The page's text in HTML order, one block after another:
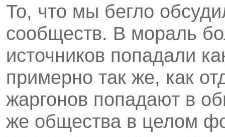
То, что мы бегло
сообществ. В мораль
источников попадали
примерно так же, как
жаргонов попадают в
же общества в целом